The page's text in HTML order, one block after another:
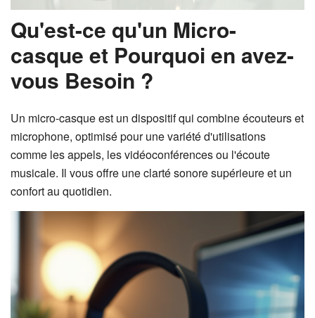
Qu'est-ce qu'un Micro-
casque et Pourquoi en avez-
vous Besoin ?
Un micro-casque est un dispositif qui combine écouteurs et
microphone, optimisé pour une variété d'utilisations
comme les appels, les vidéoconférences ou l'écoute
musicale. Il vous offre une clarté sonore supérieure et un
confort au quotidien.